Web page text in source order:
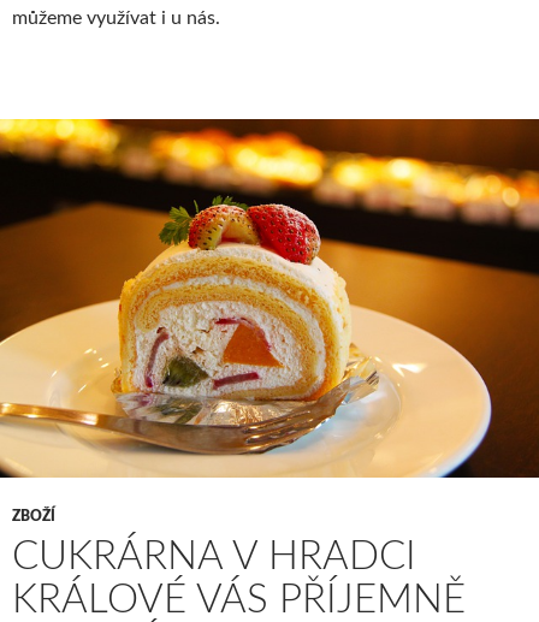
můžeme využívat i u nás.
ZBOŽÍ
CUKRÁRNA V HRADCI
KRÁLOVÉ VÁS PŘÍJEMNĚ